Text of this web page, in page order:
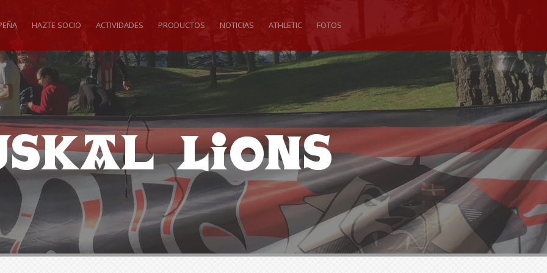
HAZTE SOCIO ACTIVIDADES PRODUCTOS NOTICIAS ATHLETIC FOTOS